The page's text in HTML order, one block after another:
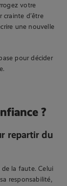
votre
d’être
une nouvelle
pour décider
?
repartir du
de la faute. Celui
responsabilité,